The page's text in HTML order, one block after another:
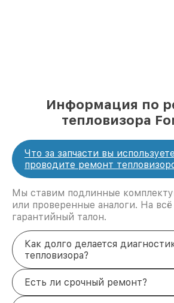
Информация по
тепловизора
Что за запчасти вы
проводите ремонт
Мы ставим подлинные
или проверенные аналоги. На
гарантийный талон.
Как долго делается
тепловизора?
Есть ли срочный ремонт?